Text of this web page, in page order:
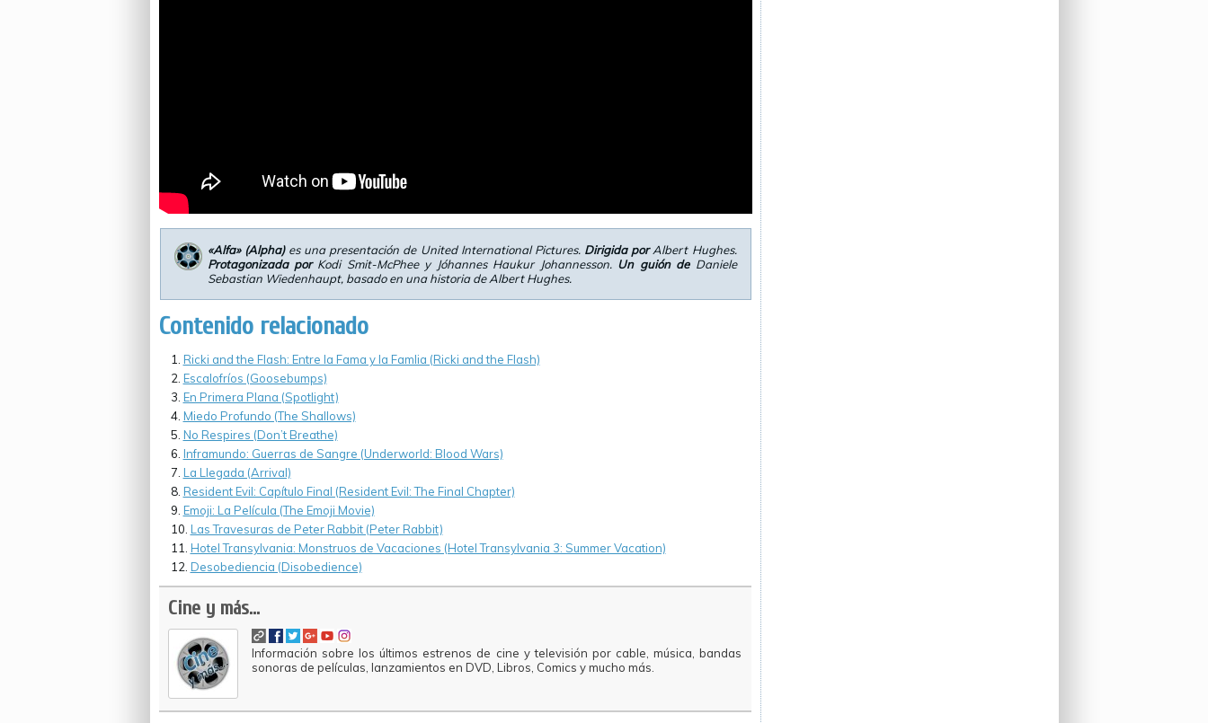
«Alfa» (Alpha)es una presentación de United International Pictures. Dirigida porAlbert Hughes.
Protagonizada por Kodi Smit-McPhee y Jóhannes Haukur Johannesson. Un guión deDaniele
Sebastian Wiedenhaupt, basado en una historia de Albert Hughes.
Contenido relacionado
Ricki and the Flash: Entre la Fama y la Famlia (Ricki and the Flash)
Escalofríos (Goosebumps)
En Primera Plana (Spotlight)
Miedo Profundo (The Shallows)
No Respires (Don’t Breathe)
Inframundo: Guerras de Sangre (Underworld: Blood Wars)
La Llegada (Arrival)
Resident Evil: Capítulo Final (Resident Evil: The Final Chapter)
Emoji: La Película (The Emoji Movie)
Las Travesuras de Peter Rabbit (Peter Rabbit)
Hotel Transylvania: Monstruos de Vacaciones (Hotel Transylvania 3: Summer Vacation)
Desobediencia (Disobedience)
Cine y más...
Información sobre los últimos estrenos de cine y televisión por cable, música, bandas
sonoras de películas, lanzamientos en DVD, Libros, Comics y mucho más.